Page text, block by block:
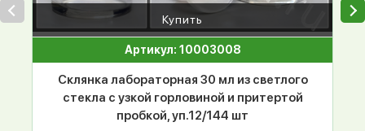
Купить
Артикул: 10003008
Склянка лабораторная 30 мл из светлого
стекла с узкой горловиной и притертой
пробкой, уп.12/144 шт